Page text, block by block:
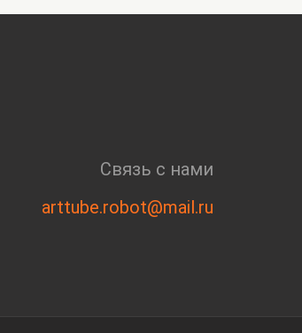
Связь с нами
arttube.robot@mail.ru